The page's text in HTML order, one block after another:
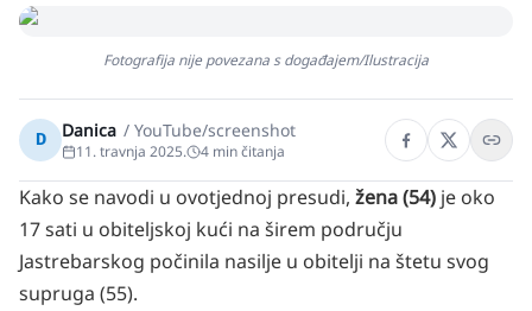
Fotografija nije povezana s događajem/Ilustracija
D Danica / YouTube/screenshot
11. travnja 2025. 4 min čitanja
Kako se navodi u ovotjednoj presudi, žena (54) je oko
17 sati u obiteljskoj kući na širem području
Jastrebarskog počinila nasilje u obitelji na štetu svog
supruga (55).